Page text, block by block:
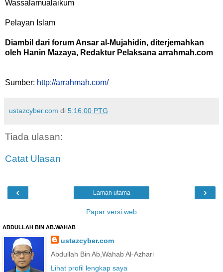
Wassalamualaikum
Pelayan Islam
Diambil dari forum Ansar al-Mujahidin, diterjemahkan
oleh Hanin Mazaya, Redaktur Pelaksana arrahmah.com
Sumber: http://arrahmah.com/
ustazcyber.com di 5:16:00 PTG
Tiada ulasan:
Catat Ulasan
‹ ›
Laman utama
Papar versi web
ABDULLAH BIN AB.WAHAB
ustazcyber.com
Abdullah Bin Ab,Wahab Al-Azhari
Lihat profil lengkap saya